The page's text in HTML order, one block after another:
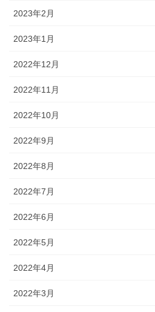
2023年2月
2023年1月
2022年12月
2022年11月
2022年10月
2022年9月
2022年8月
2022年7月
2022年6月
2022年5月
2022年4月
2022年3月